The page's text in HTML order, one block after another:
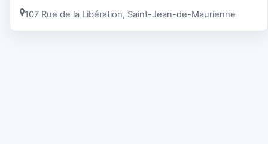
107 Rue de la Libération, Saint-Jean-de-Maurienne